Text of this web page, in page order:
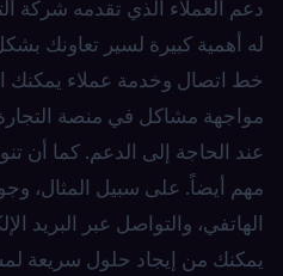
دعم العملاء الذي تقدمه شركة
له أهمية كبيرة لسير تعاونك
خط اتصال وخدمة عملاء يمكنك
مواجهة مشاكل في منصة التجارة
عند الحاجة إلى الدعم. كما أن
مهم أيضاً. على سبيل المثال،
الهاتفي، والتواصل عبر البريد
يمكنك من إيجاد حلول سريعة